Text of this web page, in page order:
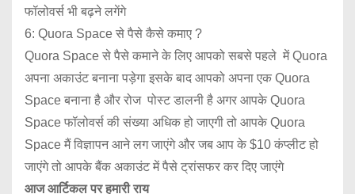
फॉलोवर्स भी बढ़ने लगेंगे
6: Quora Space से पैसे कैसे कमाए ?
Quora Space से पैसे कमाने के लिए आपको सबसे पहले में Quora
अपना अकाउंट बनाना पड़ेगा इसके बाद आपको अपना एक Quora
Space बनाना है और रोज पोस्ट डालनी है अगर आपके Quora
Space फॉलोवर्स की संख्या अधिक हो जाएगी तो आपके Quora
Space मैं विज्ञापन आने लग जाएंगे और जब आप के $10 कंप्लीट हो
जाएंगे तो आपके बैंक अकाउंट में पैसे ट्रांसफर कर दिए जाएंगे
आज आर्टिकल पर हमारी राय